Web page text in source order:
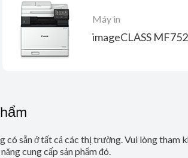
Máy in
imageCLASS
có sẵn ở tất cả các thị trường. Vui lòng
cung cấp sản phẩm đó.